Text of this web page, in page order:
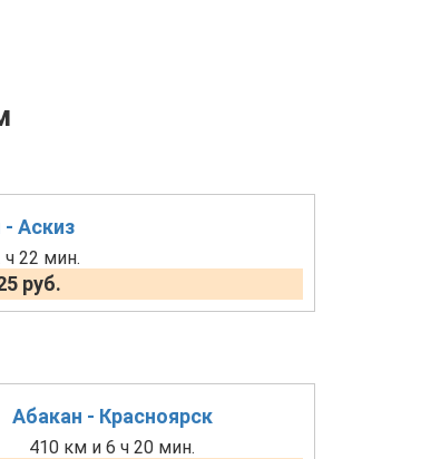
Аскиз
22 мин.
руб.
Абакан - Красноярск
410 км и 6 ч 20 мин.